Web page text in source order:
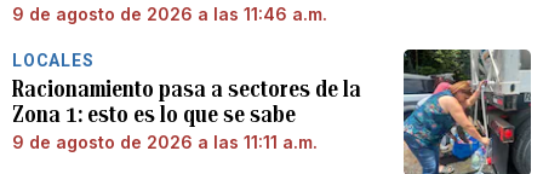
9 de agosto de 2026 a las 11:46 a.m.
LOCALES
Racionamiento pasa a sectores de la
Zona 1: esto es lo que se sabe
9 de agosto de 2026 a las 11:11 a.m.